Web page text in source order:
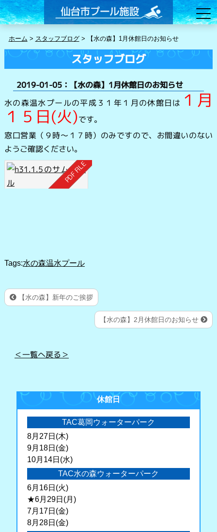
ホーム > スタッフブログ> 【水の森】1月休館日のお知らせ
スタッフブログ
2019-01-05：【水の森】1月休館日のお知らせ
水の森温水プールの平成３１年１月の休館日は １月
１５日(火)です。
窓口営業（９時～１７時）のみですので、お間違いのない
ようご確認ください。
Tags:水の森温水プール
【水の森】新年のご挨拶
【水の森】2月休館日のお知らせ
＜一覧へ戻る＞
休館日
TAC葛岡ウォーターパーク
8月27日(木)
9月18日(金)
10月14日(水)
TAC水の森ウォーターパーク
6月16日(火)
★6月29日(月)
7月17日(金)
8月28日(金)